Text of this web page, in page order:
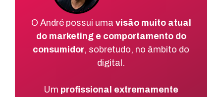
O André possui uma visão muito atual
do marketing e comportamento do
consumidor, sobretudo, no âmbito do
digital.
Um profissional extremamente